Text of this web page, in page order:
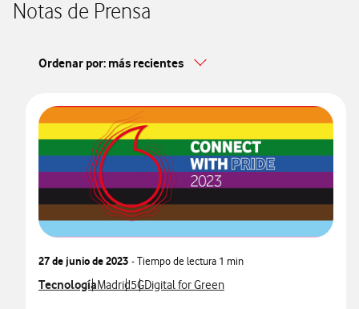
Notas de Prensa
Ordenar por: más recientes
27 de junio de 2023 - Tiempo de lectura 1 min
Ver más notas de prensa relacionados con
TecnologíaVer más notas de prensa relacionados con
MadridVer más notas de prensa relacionados con
5GVer más notas de prensa relacionados con
Digital for Green